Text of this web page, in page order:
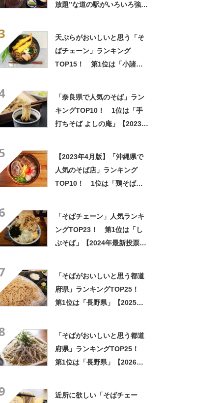
放題”な道の駅がいろいろ強す
天ぷらがおいしいと思う「そ
ばチェーン」ランキング
TOP15！ 第1位は「小諸そ
「奈良県で人気のそば」ラン
キングTOP10！ 1位は「手
打ちそば よしの庵」【2023年
【2023年4月版】「沖縄県で
人気のそば店」ランキング
TOP10！ 1位は「鶏そば屋
「そばチェーン」人気ランキ
ングTOP23！ 第1位は「し
ぶそば」【2024年最新投票結
「そばがおいしいと思う都道
府県」ランキングTOP25！
第1位は「長野県」【2025年6
「そばがおいしいと思う都道
府県」ランキングTOP25！
第1位は「長野県」【2026年
近所に欲しい「そばチェー